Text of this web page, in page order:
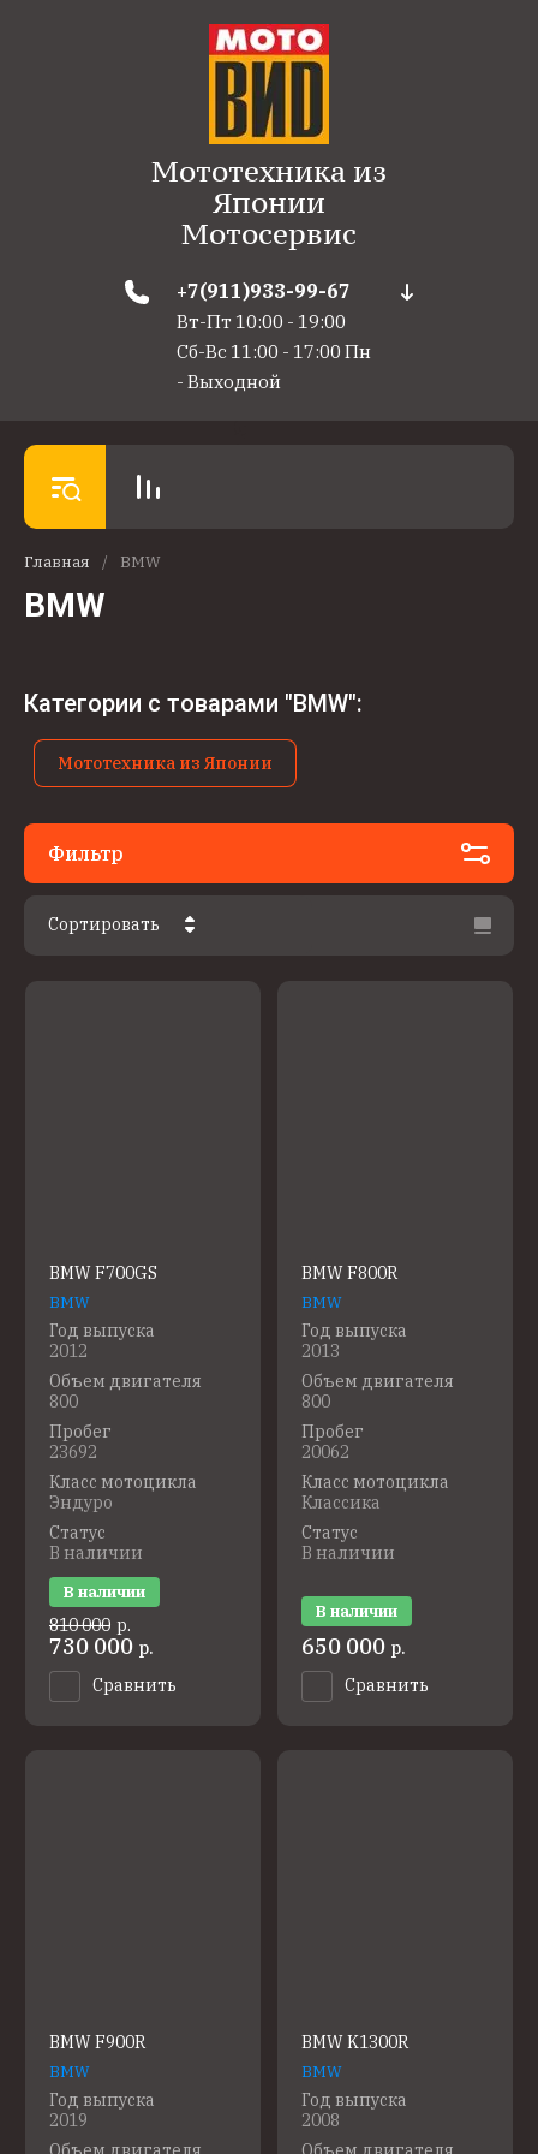
Мототехника из
Японии
Мотосервис
+7(911)933-99-67
Вт-Пт 10:00 - 19:00
Сб-Вс 11:00 - 17:00 Пн
- Выходной
Главная / BMW
BMW
Категории с товарами "BMW":
Мототехника из Японии
Фильтр
Сортировать
BMW F700GS
BMW
Год выпуска
2012
Объем двигателя
800
Пробег
23692
Класс мотоцикла
Эндуро
Статус
В наличии
В наличии
810 000 р.
730 000 р.
Сравнить
BMW F800R
BMW
Год выпуска
2013
Объем двигателя
800
Пробег
20062
Класс мотоцикла
Классика
Статус
В наличии
В наличии
650 000 р.
Сравнить
BMW F900R
BMW
Год выпуска
2019
BMW K1300R
BMW
Год выпуска
2008